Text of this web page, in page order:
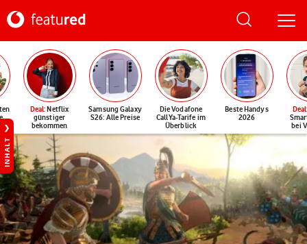
Deal: Netflix
günstiger
bekommen
Samsung Galaxy
S26: Alle Preise
Die Vodafone
CallYa-Tarife im
Überblick
Beste Handys
2026
Deal
bei
INHALT